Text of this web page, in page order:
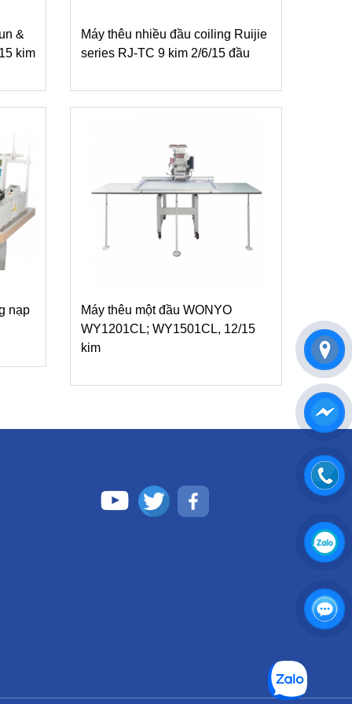
&
kim
Máy thêu nhiều đầu coiling Ruijie
series RJ-TC 9 kim 2/6/15 đầu
nạp
Máy thêu một đầu WONYO
WY1201CL; WY1501CL, 12/15
kim